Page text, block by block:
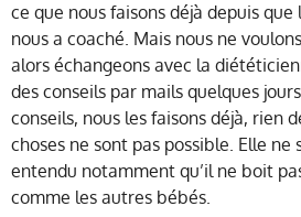
ce que nous faisons déjà depuis
nous a coaché. Mais nous ne
alors échangeons avec la
des conseils par mails quelques
conseils, nous les faisons déjà, rien
choses ne sont pas possible. Elle ne
entendu notamment qu’il ne boit
comme les autres bébés.